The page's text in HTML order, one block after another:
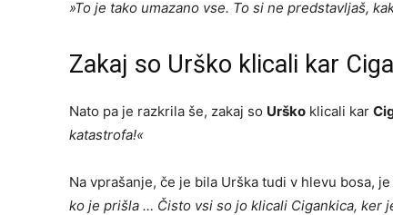
»To je tako umazano vse. To si ne predstavljaš,
Zakaj so Urško klicali kar
Nato pa je razkrila še, zakaj so Urško klicali kar
katastrofa!«
Na vprašanje, če je bila Urška tudi v hlevu bosa,
ko je prišla … Čisto vsi so jo klicali Cigankica, ker